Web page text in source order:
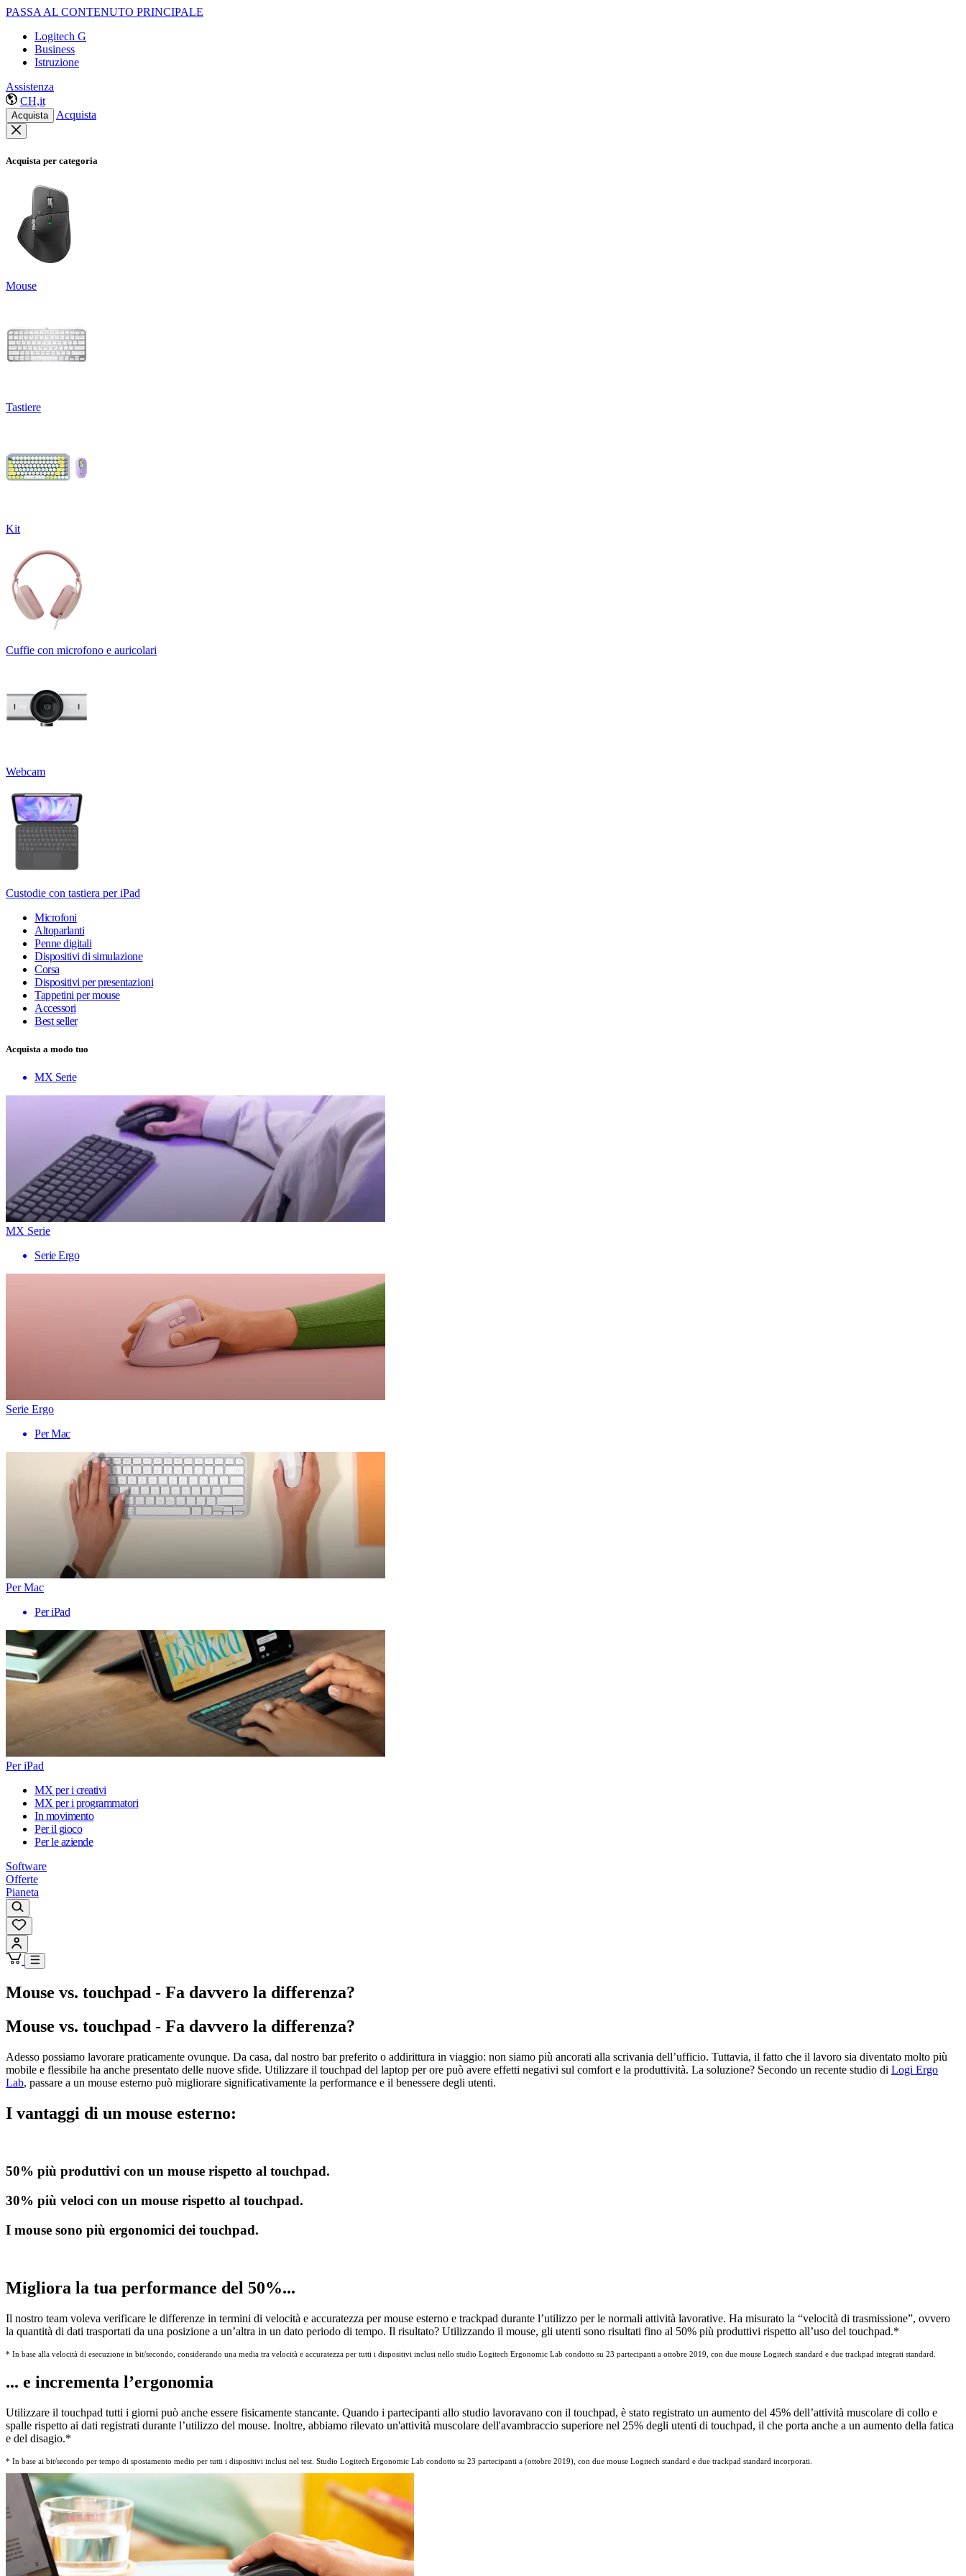
PASSA AL CONTENUTO PRINCIPALE
Logitech G
Business
Istruzione
Assistenza
CH,it
Acquista Acquista
Acquista per categoria
Mouse
Tastiere
Kit
Cuffie con microfono e auricolari
Webcam
Custodie con tastiera per iPad
Microfoni
Altoparlanti
Penne digitali
Dispositivi di simulazione
Corsa
Dispositivi per presentazioni
Tappetini per mouse
Accessori
Best seller
Acquista a modo tuo
MX Serie
MX Serie
Serie Ergo
Serie Ergo
Per Mac
Per Mac
Per iPad
Per iPad
MX per i creativi
MX per i programmatori
In movimento
Per il gioco
Per le aziende
Software
Offerte
Pianeta
Mouse vs. touchpad - Fa davvero la differenza?
Mouse vs. touchpad - Fa davvero la differenza?
Adesso possiamo lavorare praticamente ovunque. Da casa, dal nostro bar preferito o addirittura in viaggio: non siamo più ancorati alla scrivania dell’ufficio. Tuttavia, il fatto che il lavoro sia diventato molto più
mobile e flessibile ha anche presentato delle nuove sfide. Utilizzare il touchpad del laptop per ore può avere effetti negativi sul comfort e la produttività. La soluzione? Secondo un recente studio di Logi Ergo
Lab, passare a un mouse esterno può migliorare significativamente la performance e il benessere degli utenti.
I vantaggi di un mouse esterno:
50% più produttivi con un mouse rispetto al touchpad.
30% più veloci con un mouse rispetto al touchpad.
I mouse sono più ergonomici dei touchpad.
Migliora la tua performance del 50%...
Il nostro team voleva verificare le differenze in termini di velocità e accuratezza per mouse esterno e trackpad durante l’utilizzo per le normali attività lavorative. Ha misurato la “velocità di trasmissione”, ovvero
la quantità di dati trasportati da una posizione a un’altra in un dato periodo di tempo. Il risultato? Utilizzando il mouse, gli utenti sono risultati fino al 50% più produttivi rispetto all’uso del touchpad.*
* In base alla velocità di esecuzione in bit/secondo, considerando una media tra velocità e accuratezza per tutti i dispositivi inclusi nello studio Logitech Ergonomic Lab condotto su 23 partecipanti a ottobre 2019, con due mouse Logitech standard e due trackpad integrati standard.
... e incrementa l’ergonomia
Utilizzare il touchpad tutti i giorni può anche essere fisicamente stancante. Quando i partecipanti allo studio lavoravano con il touchpad, è stato registrato un aumento del 45% dell’attività muscolare di collo e
spalle rispetto ai dati registrati durante l’utilizzo del mouse. Inoltre, abbiamo rilevato un'attività muscolare dell'avambraccio superiore nel 25% degli utenti di touchpad, il che porta anche a un aumento della fatica
e del disagio.*
* In base ai bit/secondo per tempo di spostamento medio per tutti i dispositivi inclusi nel test. Studio Logitech Ergonomic Lab condotto su 23 partecipanti a (ottobre 2019), con due mouse Logitech standard e due trackpad standard incorporati.